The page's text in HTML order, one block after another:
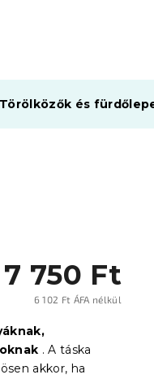
Törölközők és
7 750 Ft
6 102 Ft ÁFA nélkül
. A táska
akkor, ha